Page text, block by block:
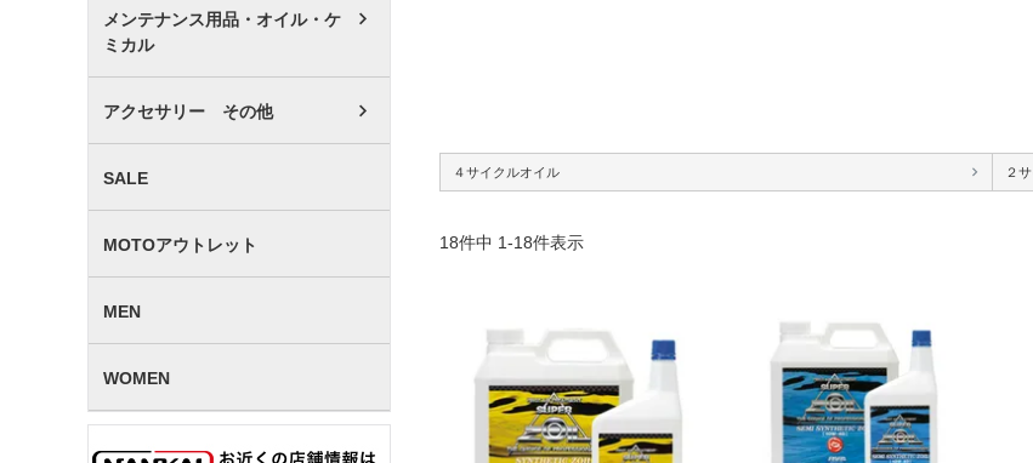
メンテナンス用品・オイル・ケ
ミカル
アクセサリー その他
SALE
MOTOアウトレット
MEN
WOMEN
４サイクルオイル ２
18件中 1-18件表示